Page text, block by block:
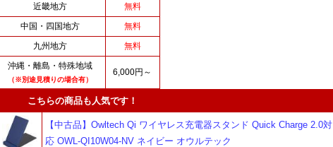
近畿地方
無料
中国・四国地方
無料
九州地方
無料
沖縄・離島・特殊地域
（※別途見積りの場合有）
6,000円～
こちらの商品も人気です！
【中古品】Owltech Qi ワイヤレス充電器スタンド Quick Charge 2.0対
応 OWL-QI10W04-NV ネイビー オウルテック